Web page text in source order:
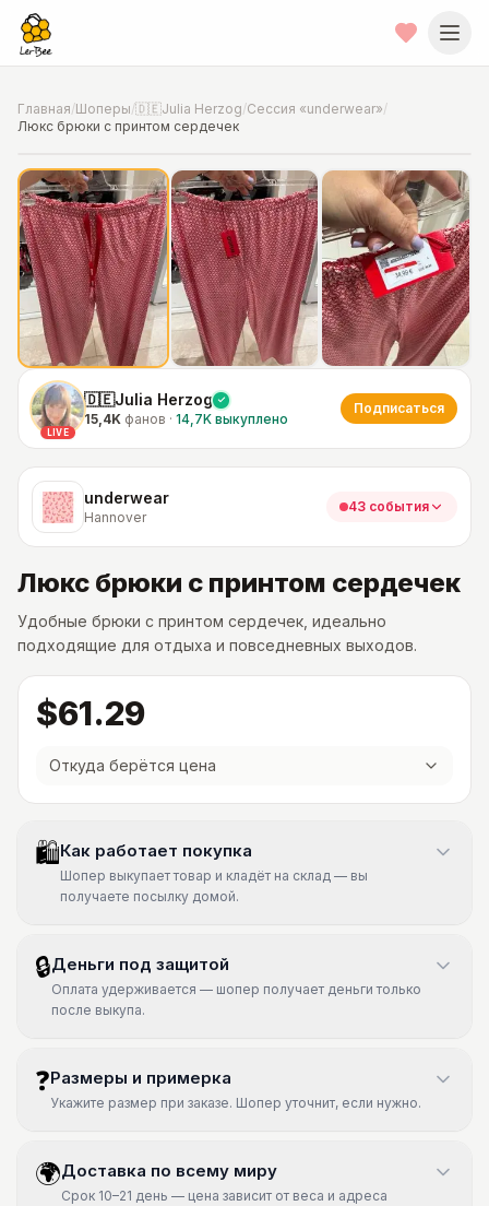
Главная/Шоперы/🇩🇪Julia Herzog/Сессия «underwear»/
Люкс брюки с принтом сердечек
📍Фото от шопера·Hannover
LIVE
🇩🇪Julia Herzog
15,4K фанов · 14,7K выкуплено
Подписаться
underwear
Hannover
43 события
Люкс брюки с принтом сердечек
Удобные брюки с принтом сердечек, идеально
подходящие для отдыха и повседневных выходов.
$61.29
Откуда берётся цена
🛍Как работает покупка
Шопер выкупает товар и кладёт на склад — вы
получаете посылку домой.
🔒Деньги под защитой
Оплата удерживается — шопер получает деньги только
после выкупа.
❓Размеры и примерка
Укажите размер при заказе. Шопер уточнит, если нужно.
🌍Доставка по всему миру
Срок 10–21 день — цена зависит от веса и адреса